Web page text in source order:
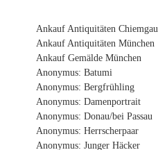
Ankauf Antiquitäten Chiemgau
Ankauf Antiquitäten München
Ankauf Gemälde München
Anonymus: Batumi
Anonymus: Bergfrühling
Anonymus: Damenportrait
Anonymus: Donau/bei Passau
Anonymus: Herrscherpaar
Anonymus: Junger Häcker